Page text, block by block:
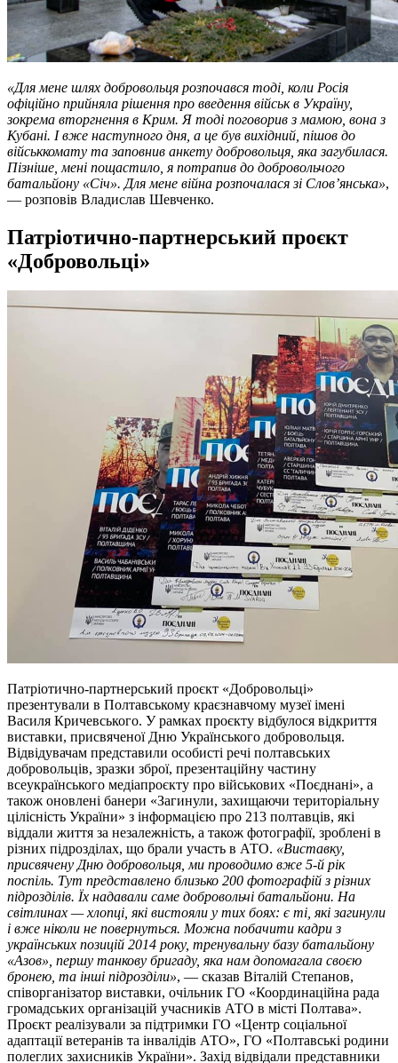
«Для мене шлях добровольця розпочався тоді, коли Росія
офіційно прийняла рішення про введення військ в Україну,
зокрема вторгнення в Крим. Я тоді поговорив з мамою, вона з
Кубані. І вже наступного дня, а це був вихідний, пішов до
військкомату та заповнив анкету добровольця, яка загубилася.
Пізніше, мені пощастило, я потрапив до добровольчого
батальйону «Січ». Для мене війна розпочалася зі Слов’янська»,
— розповів Владислав Шевченко.
Патріотично-партнерський проєкт
«Добровольці»
Патріотично-партнерський проєкт «Добровольці»
презентували в Полтавському краєзнавчому музеї імені
Василя Кричевського. У рамках проєкту відбулося відкриття
виставки, присвяченої Дню Українського добровольця.
Відвідувачам представили особисті речі полтавських
добровольців, зразки зброї, презентаційну частину
всеукраїнського медіапроєкту про військових «Поєднані», а
також оновлені банери «Загинули, захищаючи територіальну
цілісність України» з інформацією про 213 полтавців, які
віддали життя за незалежність, а також фотографії, зроблені в
різних підрозділах, що брали участь в АТО. «Виставку,
присвячену Дню добровольця, ми проводимо вже 5-й рік
поспіль. Тут представлено близько 200 фотографій з різних
підрозділів. Їх надавали саме добровольчі батальйони. На
світлинах — хлопці, які вистояли у тих боях: є ті, які загинули
і вже ніколи не повернуться. Можна побачити кадри з
українських позицій 2014 року, тренувальну базу батальйону
«Азов», першу танкову бригаду, яка нам допомагала своєю
бронею, та інші підрозділи», — сказав Віталій Степанов,
співорганізатор виставки, очільник ГО «Координаційна рада
громадських організацій учасників АТО в місті Полтава».
Проєкт реалізували за підтримки ГО «Центр соціальної
адаптації ветеранів та інвалідів АТО», ГО «Полтавські родини
полеглих захисників України». Захід відвідали представники